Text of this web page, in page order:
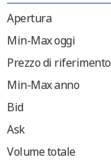
Apertura
Min-Max oggi
Prezzo di riferimento
Min-Max anno
Bid
Ask
Volume totale